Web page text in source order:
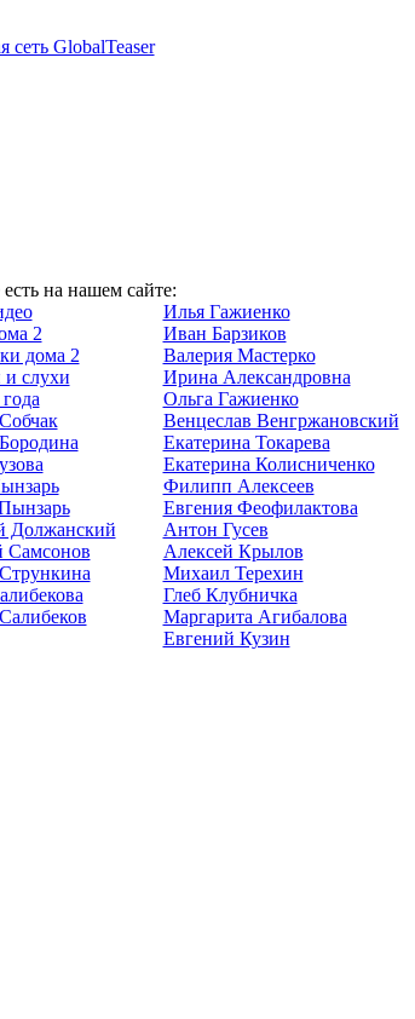
сеть GlobalTeaser
на нашем сайте:
2
дома 2
и слухи
Должанский
Самсонов
Илья Гажиенко
Иван Барзиков
Валерия Мастерко
Ирина Александровна
Ольга Гажиенко
Венцеслав Венгржановский
Екатерина Токарева
Екатерина Колисниченко
Филипп Алексеев
Евгения Феофилактова
Антон Гусев
Алексей Крылов
Михаил Терехин
Глеб Клубничка
Маргарита Агибалова
Евгений Кузин